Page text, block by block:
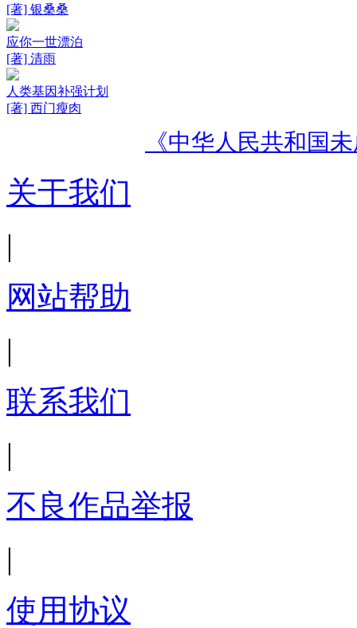
[著] 银桑桑
应你一世漂泊
[著] 清雨
人类基因补强计划
[著] 西门瘦肉
《中华人民共和国
关于我们
|
网站帮助
|
联系我们
|
不良作品举报
|
使用协议